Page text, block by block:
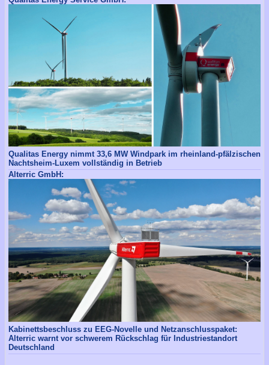
Qualitas Energy nimmt 33,6 MW Windpark im rheinland-pfälzischen
Nachtsheim-Luxem vollständig in Betrieb
Alterric GmbH:
Kabinettsbeschluss zu EEG-Novelle und Netzanschlusspaket:
Alterric warnt vor schwerem Rückschlag für Industriestandort
Deutschland